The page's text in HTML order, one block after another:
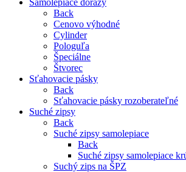
Samolepiace dorazy
Back
Cenovo výhodné
Cylinder
Pologuľa
Špeciálne
Štvorec
Sťahovacie pásky
Back
Sťahovacie pásky rozoberateľné
Suché zipsy
Back
Suché zipsy samolepiace
Back
Suché zipsy samolepiace
Suchý zips na ŠPZ